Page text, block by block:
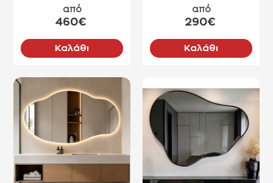
χάλυβα
από
460€
Καλάθι
από
290€
Καλάθι